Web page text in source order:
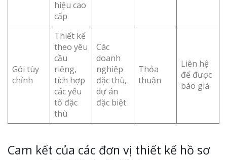
hiệu cao
cấp
Gói tùy
chỉnh
Thiết kế
theo yêu
cầu
riêng,
tích hợp
các yếu
tố đặc
thù
Các
doanh
nghiệp
đặc thù,
dự án
đặc biệt
Thỏa
thuận
Liên hệ
để được
báo giá
Cam kết của các đơn vị thiết kế hồ sơ